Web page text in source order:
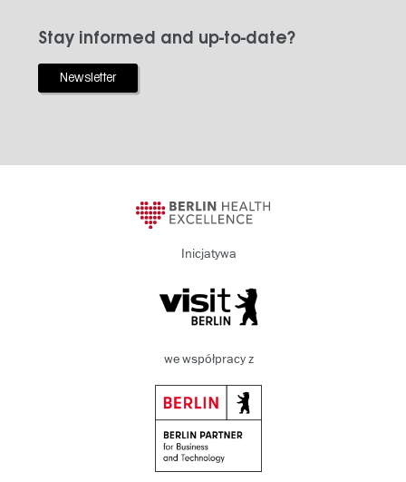
Stay informed and up-to-date?
Newsletter
Inicjatywa
we współpracy z